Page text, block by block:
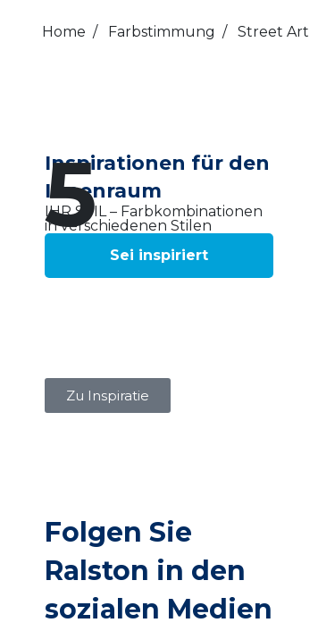
Home / Farbstimmung / Street Art
5
Inspirationen für den
Innenraum
IHR STIL – Farbkombinationen
in verschiedenen Stilen
Sei inspiriert
Zu Inspiratie
Folgen Sie
Ralston in den
sozialen Medien